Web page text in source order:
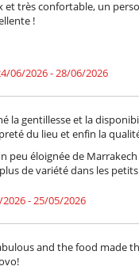
& Sport
oder Internet
beziehen sich auf die
die Höhe der Anzahlung
:100 %des
: 100 EUR
et très confortable, un
!
06/2026 - 28/06/2026
la gentillesse et la
du lieu et enfin la
peu éloignée de
de variété dans les
- 25/05/2026
and the food made